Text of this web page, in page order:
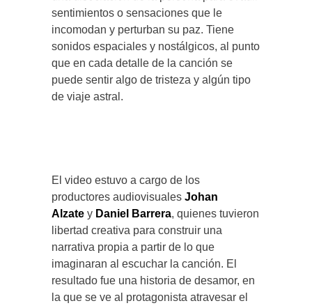
sentimientos o sensaciones que le
incomodan y perturban su paz. Tiene
sonidos espaciales y nostálgicos, al punto
que en cada detalle de la canción se
puede sentir algo de tristeza y algún tipo
de viaje astral.
El video estuvo a cargo de los
productores audiovisuales Johan
Alzate y Daniel Barrera, quienes tuvieron
libertad creativa para construir una
narrativa propia a partir de lo que
imaginaran al escuchar la canción. El
resultado fue una historia de desamor, en
la que se ve al protagonista atravesar el